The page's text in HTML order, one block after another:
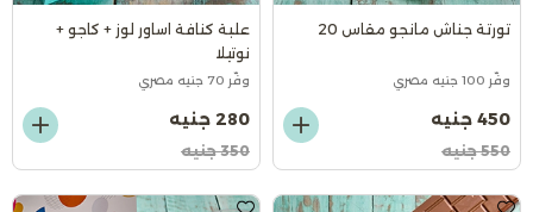
تورتة جناش مانجو مقاس 20
وفّر 100 جنيه مصري
450 جنيه
550 جنيه
علبة كنافة اساور لوز + كاجو +
نوتيلا
وفّر 70 جنيه مصري
280 جنيه
350 جنيه